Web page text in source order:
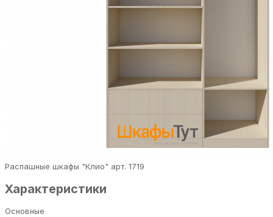
Распашные шкафы "Клио" арт. 1719
Характеристики
Основные